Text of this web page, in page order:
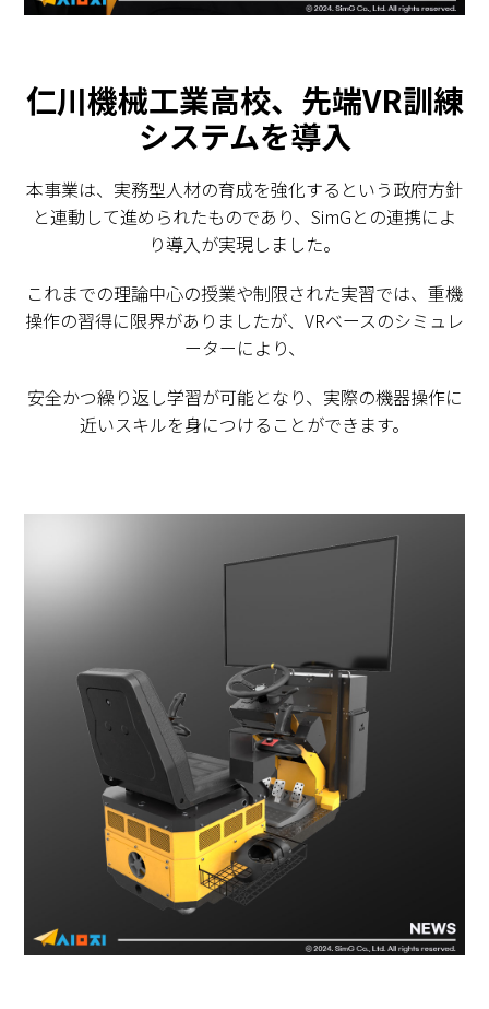
仁川機械工業高校、先端VR訓練
システムを導入
本事業は、実務型人材の育成を強化するという政府方針
と連動して進められたものであり、SimGとの連携によ
り導入が実現しました。
これまでの理論中心の授業や制限された実習では、重機
操作の習得に限界がありましたが、VRベースのシミュレ
ーターにより、
安全かつ繰り返し学習が可能となり、実際の機器操作に
近いスキルを身につけることができます。